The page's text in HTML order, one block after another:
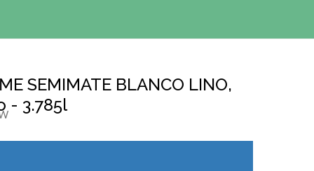
SEMIMATE BLANCO LINO,
- 3.785l